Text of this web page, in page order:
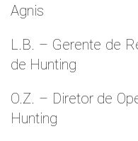
Agnis
L.B. – Gerente de
de Hunting
O.Z. – Diretor de
Hunting